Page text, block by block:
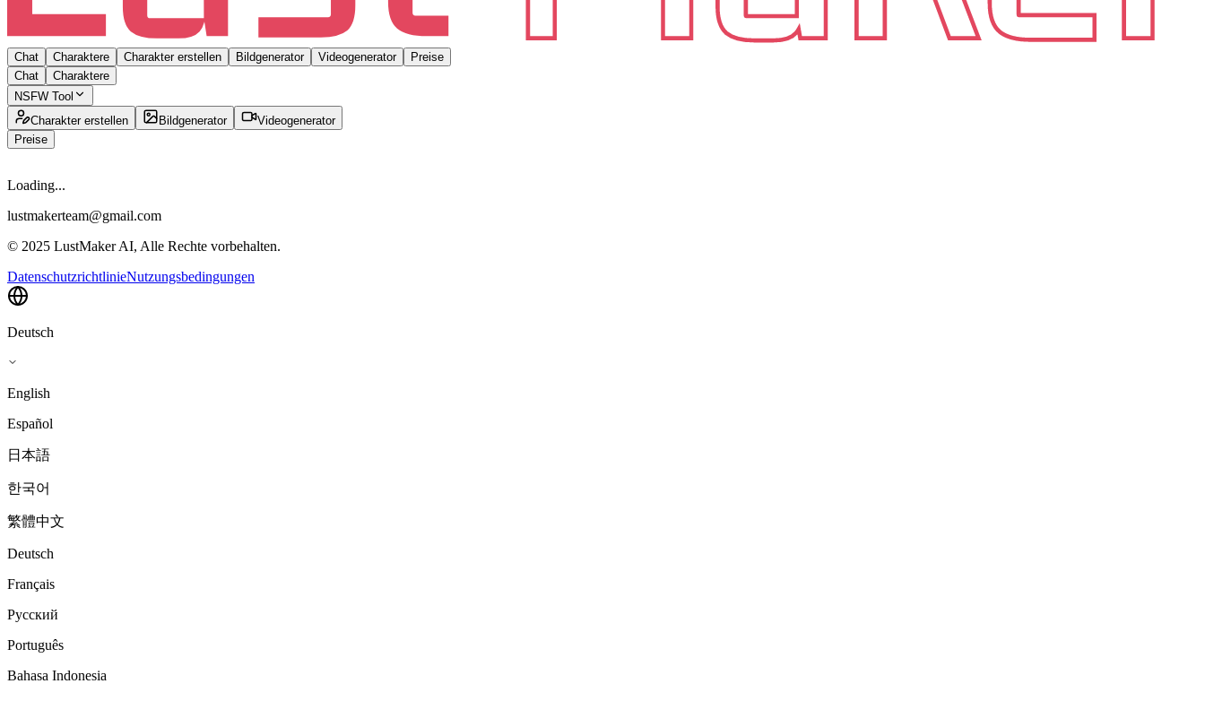
Chat Charaktere Charakter erstellen Bildgenerator Videogenerator
Preise
Chat
Charaktere
NSFW Tool
Charakter erstellen
Bildgenerator
Videogenerator
Preise
Loading...
lustmakerteam@gmail.com
© 2025 LustMaker AI, Alle Rechte vorbehalten.
DatenschutzrichtlinieNutzungsbedingungen
Deutsch
English
Español
日本語
한국어
繁體中文
Deutsch
Français
Русский
Português
Bahasa Indonesia